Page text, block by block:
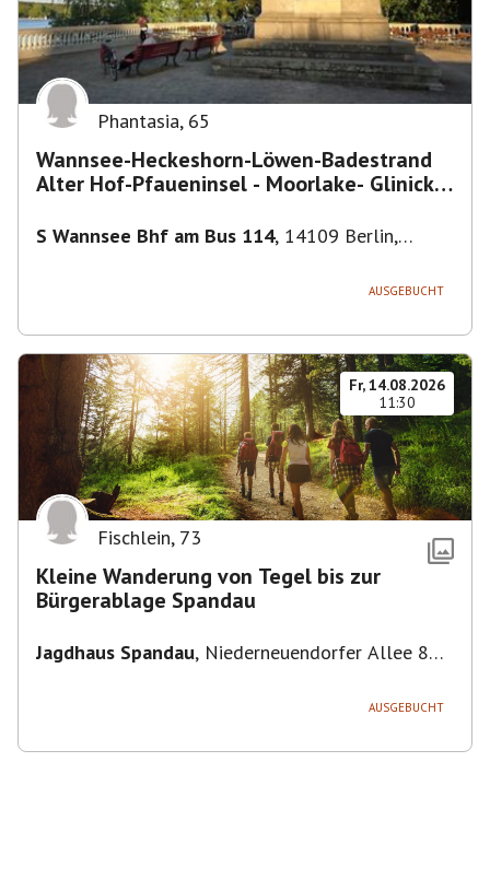
Phantasia, 65
Wannsee-Heckeshorn-Löwen-Badestrand
Alter Hof-Pfaueninsel - Moorlake- Glinicker
S Wannsee Bhf am Bus 114, 14109 Berlin,
AUSGEBUCHT
Fr, 14.08.2026
11:30
Fischlein, 73
Kleine Wanderung von Tegel bis zur
Bürgerablage Spandau
Jagdhaus Spandau, Niederneuendorfer Allee 80,
AUSGEBUCHT